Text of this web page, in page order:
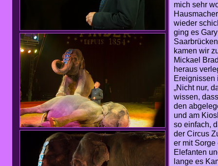
mich sehr
wieder
ging es
kamen wir
Mickael
heraus
Ereignissen
„Nicht nur,
wissen,
den
und am
so einfach,
der Circus
er mit
Elefanten
lange es